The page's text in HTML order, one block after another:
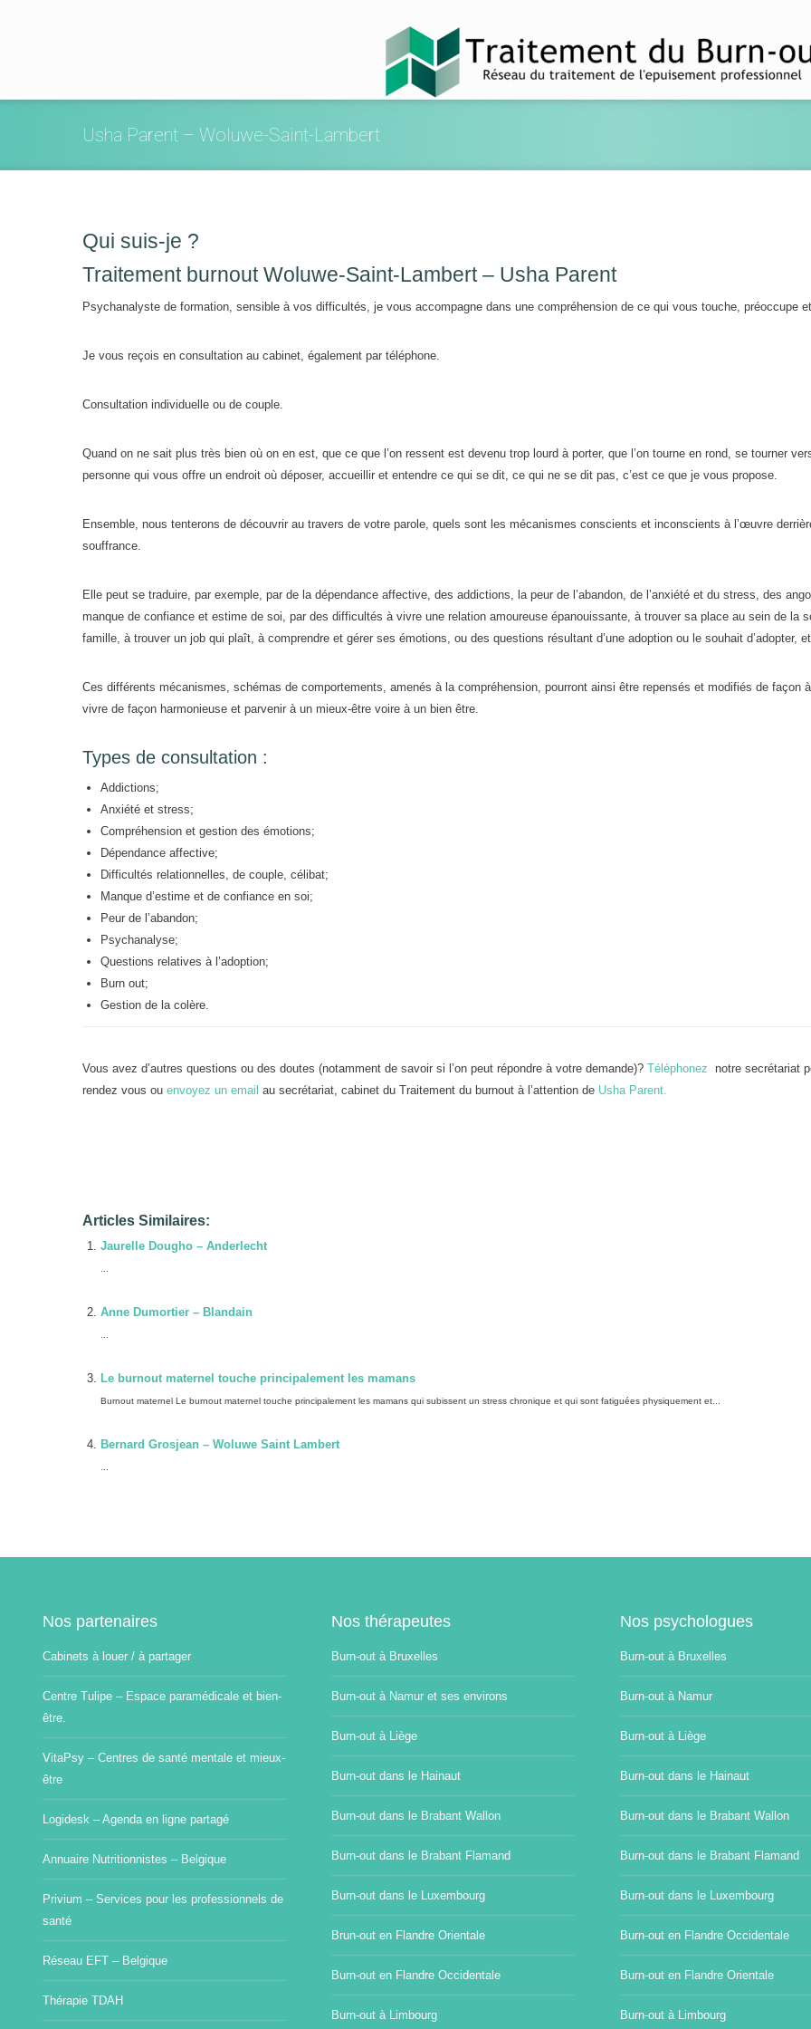
Usha Parent – Woluwe-Saint-Lambert
Qui suis-je ?
Traitement burnout Woluwe-Saint-Lambert – Usha Parent
Psychanalyste de formation, sensible à vos difficultés, je vous accompagne dans une compréhension de ce qui vous touche, préoccupe
Je vous reçois en consultation au cabinet, également par téléphone.
Consultation individuelle ou de couple.
Quand on ne sait plus très bien où on en est, que ce que l’on ressent est devenu trop lourd à porter, que l’on tourne en rond, se tourner
personne qui vous offre un endroit où déposer, accueillir et entendre ce qui se dit, ce qui ne se dit pas, c’est ce que je vous propose.
Ensemble, nous tenterons de découvrir au travers de votre parole, quels sont les mécanismes conscients et inconscients à l’œuvre
souffrance.
Elle peut se traduire, par exemple, par de la dépendance affective, des addictions, la peur de l’abandon, de l’anxiété et du stress, des
manque de confiance et estime de soi, par des difficultés à vivre une relation amoureuse épanouissante, à trouver sa place au sein de la
famille, à trouver un job qui plaît, à comprendre et gérer ses émotions, ou des questions résultant d’une adoption ou le souhait d’adopter,
Ces différents mécanismes, schémas de comportements, amenés à la compréhension, pourront ainsi être repensés et modifiés de façon
vivre de façon harmonieuse et parvenir à un mieux-être voire à un bien être.
Types de consultation :
Addictions;
Anxiété et stress;
Compréhension et gestion des émotions;
Dépendance affective;
Difficultés relationnelles, de couple, célibat;
Manque d’estime et de confiance en soi;
Peur de l’abandon;
Psychanalyse;
Questions relatives à l’adoption;
Burn out;
Gestion de la colère.
Vous avez d’autres questions ou des doutes (notamment de savoir si l’on peut répondre à votre demande)? Téléphonez
notre secrétariat
rendez vous ou envoyez un email au secrétariat, cabinet du Traitement du burnout à l’attention de Usha Parent.
Articles Similaires:
Jaurelle Dougho – Anderlecht
Anne Dumortier – Blandain
Le burnout maternel touche principalement les mamans
Burnout maternel Le burnout maternel touche principalement les mamans qui subissent un stress chronique et qui sont fatiguées physiquement et...
Bernard Grosjean – Woluwe Saint Lambert
Nos partenaires
Cabinets à louer / à partager
Centre Tulipe – Espace paramédicale et bien-
être.
VitaPsy – Centres de santé mentale et mieux-
être
Logidesk – Agenda en ligne partagé
Annuaire Nutritionnistes – Belgique
Privium – Services pour les professionnels de
santé
Réseau EFT – Belgique
Thérapie TDAH
Nos thérapeutes
Burn-out à Bruxelles
Burn-out à Namur et ses environs
Burn-out à Liège
Burn-out dans le Hainaut
Burn-out dans le Brabant Wallon
Burn-out dans le Brabant Flamand
Burn-out dans le Luxembourg
Brun-out en Flandre Orientale
Burn-out en Flandre Occidentale
Burn-out à Limbourg
Nos psychologues
Burn-out à Bruxelles
Burn-out à Namur
Burn-out à Liège
Burn-out dans le Hainaut
Burn-out dans le Brabant Wallon
Burn-out dans le Brabant Flamand
Burn-out dans le Luxembourg
Burn-out en Flandre Occidentale
Burn-out en Flandre Orientale
Burn-out à Limbourg